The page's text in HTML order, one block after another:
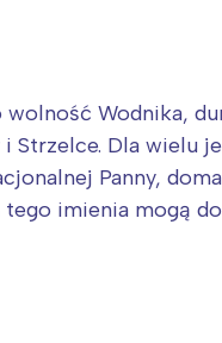
Wodnika,
Strzelce. Dla wielu
Panny,
imienia mogą